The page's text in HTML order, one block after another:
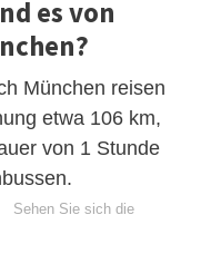
es von
München reisen
etwa 106 km,
von 1 Stunde
Sehen Sie sich die